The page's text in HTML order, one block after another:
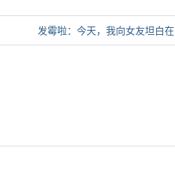
发霉啦：今天，我向女友坦白在